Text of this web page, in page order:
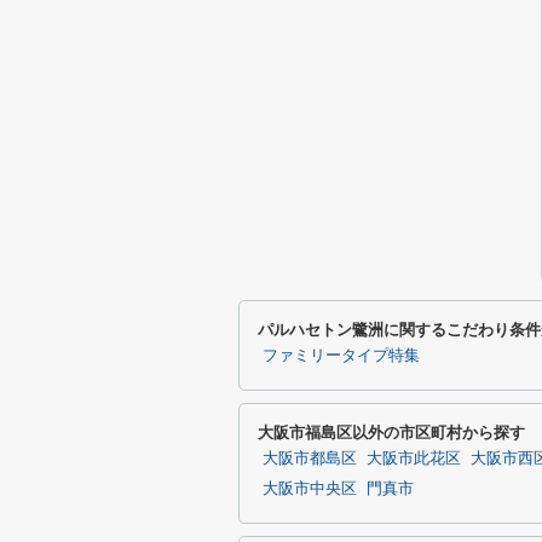
パルハセトン鷺洲に関するこだわり条
ファミリータイプ特集
大阪市福島区以外の市区町村から探す
大阪市都島区 大阪市此花区
大阪市西
大阪市中央区
門真市